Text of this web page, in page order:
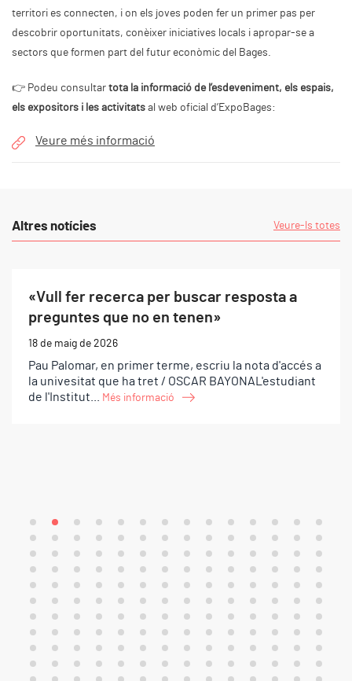
territori es connecten, i on els joves poden fer un primer pas per
descobrir oportunitats, conèixer iniciatives locals i apropar-se a
sectors que formen part del futur econòmic del Bages.
👉 Podeu consultar tota la informació de l’esdeveniment, els espais,
els expositors i les activitats al web oficial d’ExpoBages:
Veure més informació
Altres notícies Veure-ls totes
«Vull fer recerca per buscar resposta a
preguntes que no en tenen»
18 de maig de 2026
Pau Palomar, en primer terme, escriu la nota d'accés a
la univesitat que ha tret / OSCAR BAYONAL'estudiant
de l'Institut...
Més informació